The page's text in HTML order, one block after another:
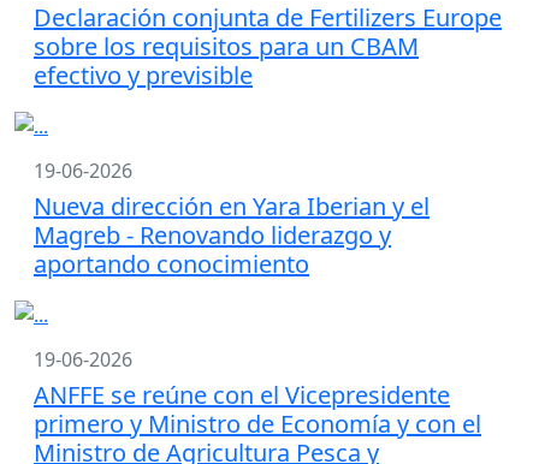
Declaración conjunta de Fertilizers Europe
sobre los requisitos para un CBAM
efectivo y previsible
19-06-2026
Nueva dirección en Yara Iberian y el
Magreb - Renovando liderazgo y
aportando conocimiento
19-06-2026
ANFFE se reúne con el Vicepresidente
primero y Ministro de Economía y con el
Ministro de Agricultura Pesca y